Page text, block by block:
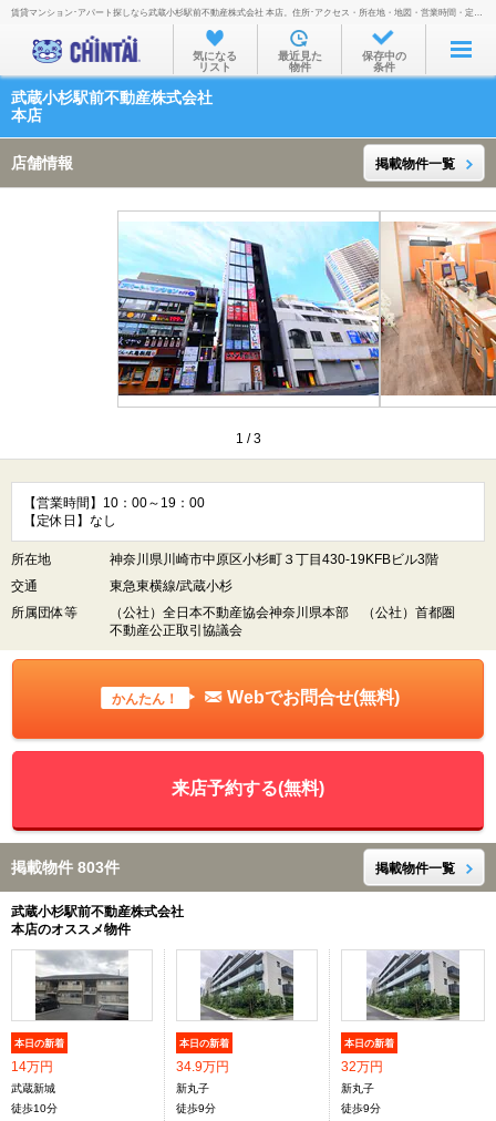
お部屋を探す
沿線・駅から
通勤通学時間から
物件特集から
不動産会社から
TOP
賃貸マンション･アパート探しなら武蔵小杉駅前不動産株式会社 本店。住所･アクセス・所在地・地図・営業時間・定休日・電話番号などを掲載。
気になる
リスト
最近見た
物件
保存中の
条件
武蔵小杉駅前不動産株式会社
本店
店舗情報 掲載物件一覧
1 /3
【営業時間】10：00～19：00
【定休日】なし
所在地
神奈川県川崎市中原区小杉町３丁目430-19KFBビル3階
交通
東急東横線/武蔵小杉
所属団体等
（公社）全日本不動産協会神奈川県本部 （公社）首都圏
不動産公正取引協議会
かんたん！ Webでお問合せ(無料)
来店予約する(無料)
掲載物件 803件 掲載物件一覧
武蔵小杉駅前不動産株式会社
本店のオススメ物件
本日の新着
14万円
武蔵新城
徒歩10分
本日の新着
34.9万円
新丸子
徒歩9分
本日の新着
32万円
新丸子
徒歩9分